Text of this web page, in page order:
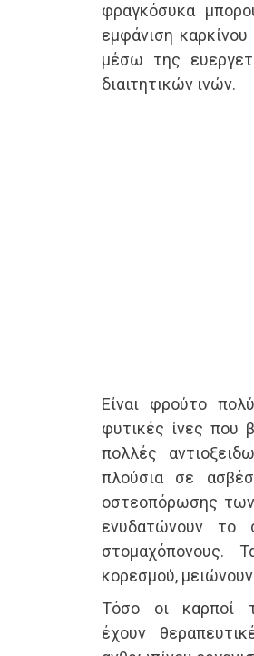
φραγκόσυκα
εμφάνιση
μέσω της
διαιτητικών ινών.
Είναι φρούτο
φυτικές ίνες που
πολλές
πλούσια σε
οστεοπόρωσης
ενυδατώνουν το
στομαχόπονους.
κορεσμού,
Τόσο οι καρποί
έχουν